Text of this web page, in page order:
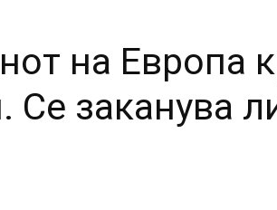
на Европа
Се заканува